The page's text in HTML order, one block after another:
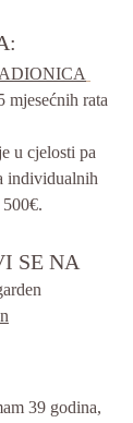
mjesećnih rata
u cjelosti pa
individualnih
SE NA
39 godina,